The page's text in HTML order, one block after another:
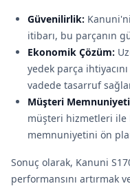
Güvenilirlik:
itibarı, bu parçanın
Ekonomik Çözüm:
yedek parça
vadede tasarruf
Müşteri
müşteri hizmetleri ile
memnuniyetini ön
Sonuç olarak, Kanuni
performansını artırmak